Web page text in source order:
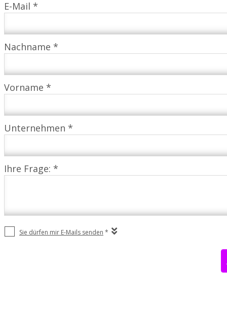
E-Mail *
Nachname *
Vorname *
Unternehmen *
Ihre Frage: *
Sie dürfen mir E-Mails senden *